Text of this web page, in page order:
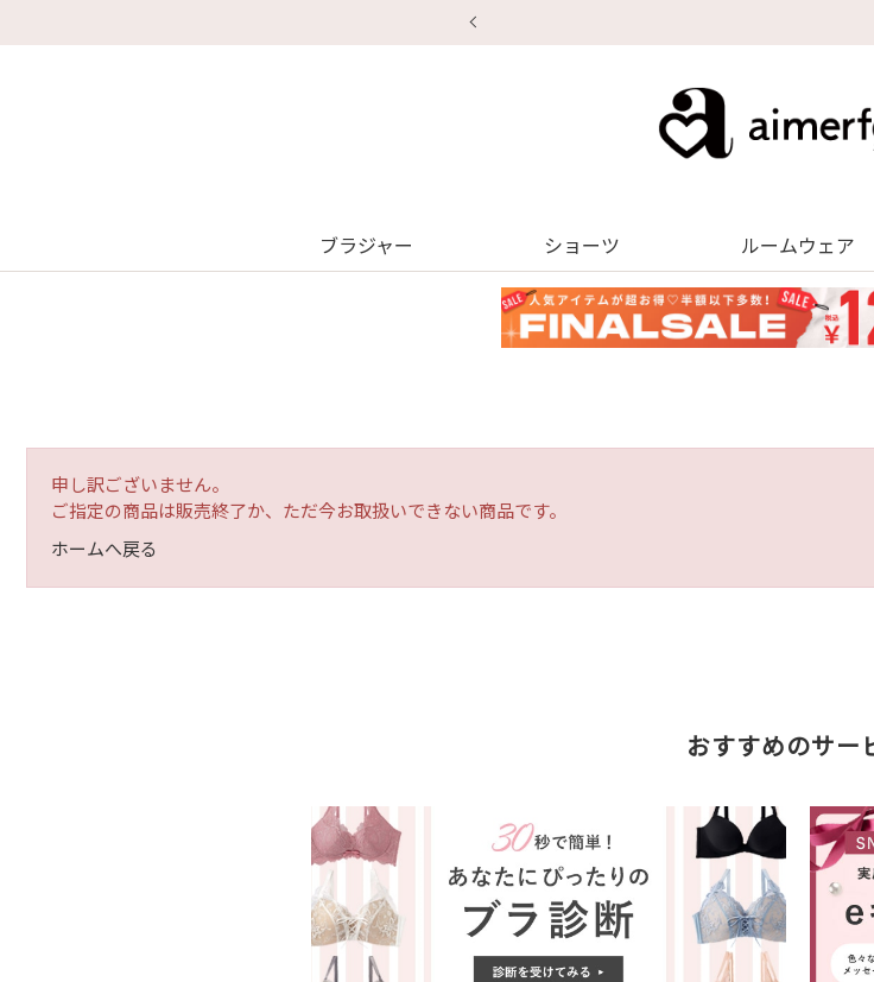
ブラジャー ショーツ ルームウェア
申し訳ございません。
ご指定の商品は販売終了か、ただ今お取扱いできない商品です。
ホームへ戻る
おすすめのサー